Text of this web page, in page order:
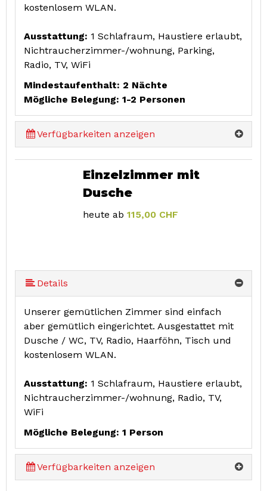
kostenlosem WLAN.
Ausstattung: 1 Schlafraum, Haustiere erlaubt,
Nichtraucherzimmer-/wohnung, Parking,
Radio, TV, WiFi
Mindestaufenthalt: 2 Nächte
Mögliche Belegung: 1-2 Personen
Verfügbarkeiten anzeigen
Einzelzimmer mit
Dusche
heute ab 115,00 CHF
Details
Unserer gemütlichen Zimmer sind einfach
aber gemütlich eingerichtet. Ausgestattet mit
Dusche / WC, TV, Radio, Haarföhn, Tisch und
kostenlosem WLAN.
Ausstattung: 1 Schlafraum, Haustiere erlaubt,
Nichtraucherzimmer-/wohnung, Radio, TV,
WiFi
Mögliche Belegung: 1 Person
Verfügbarkeiten anzeigen